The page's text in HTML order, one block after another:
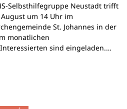
Selbsthilfegruppe Neustadt trifft
um 14 Uhr im
St. Johannes in der
monatlichen
sind eingeladen.…